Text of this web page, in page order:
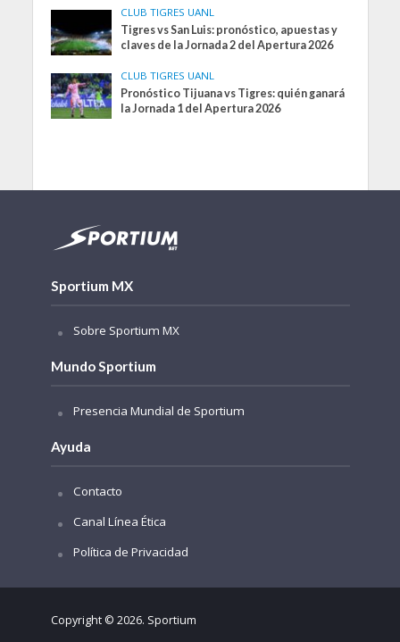
CLUB TIGRES UANL
Tigres vs San Luis: pronóstico, apuestas y
claves de la Jornada 2 del Apertura 2026
CLUB TIGRES UANL
Pronóstico Tijuana vs Tigres: quién ganará
la Jornada 1 del Apertura 2026
Sportium MX
Sobre Sportium MX
Mundo Sportium
Presencia Mundial de Sportium
Ayuda
Contacto
Canal Línea Ética
Política de Privacidad
Copyright © 2026. Sportium